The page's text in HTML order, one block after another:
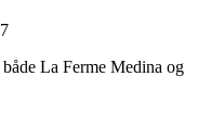
La Ferme Medina og